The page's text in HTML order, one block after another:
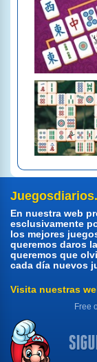
En nuestra web
esclusivamente
los mejores
queremos daros
queremos que
cada día nuevos
Visita nuestras
Free